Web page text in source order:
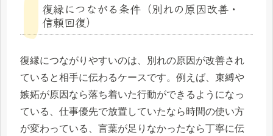
復縁につながる条件（別れの原因改善・
信頼回復）
復縁につながりやすいのは、別れの原因が改善され
ていると相手に伝わるケースです。例えば、束縛や
嫉妬が原因なら落ち着いた行動ができるようになっ
ている、仕事優先で放置していたなら時間の使い方
が変わっている、言葉が足りなかったなら丁寧に伝